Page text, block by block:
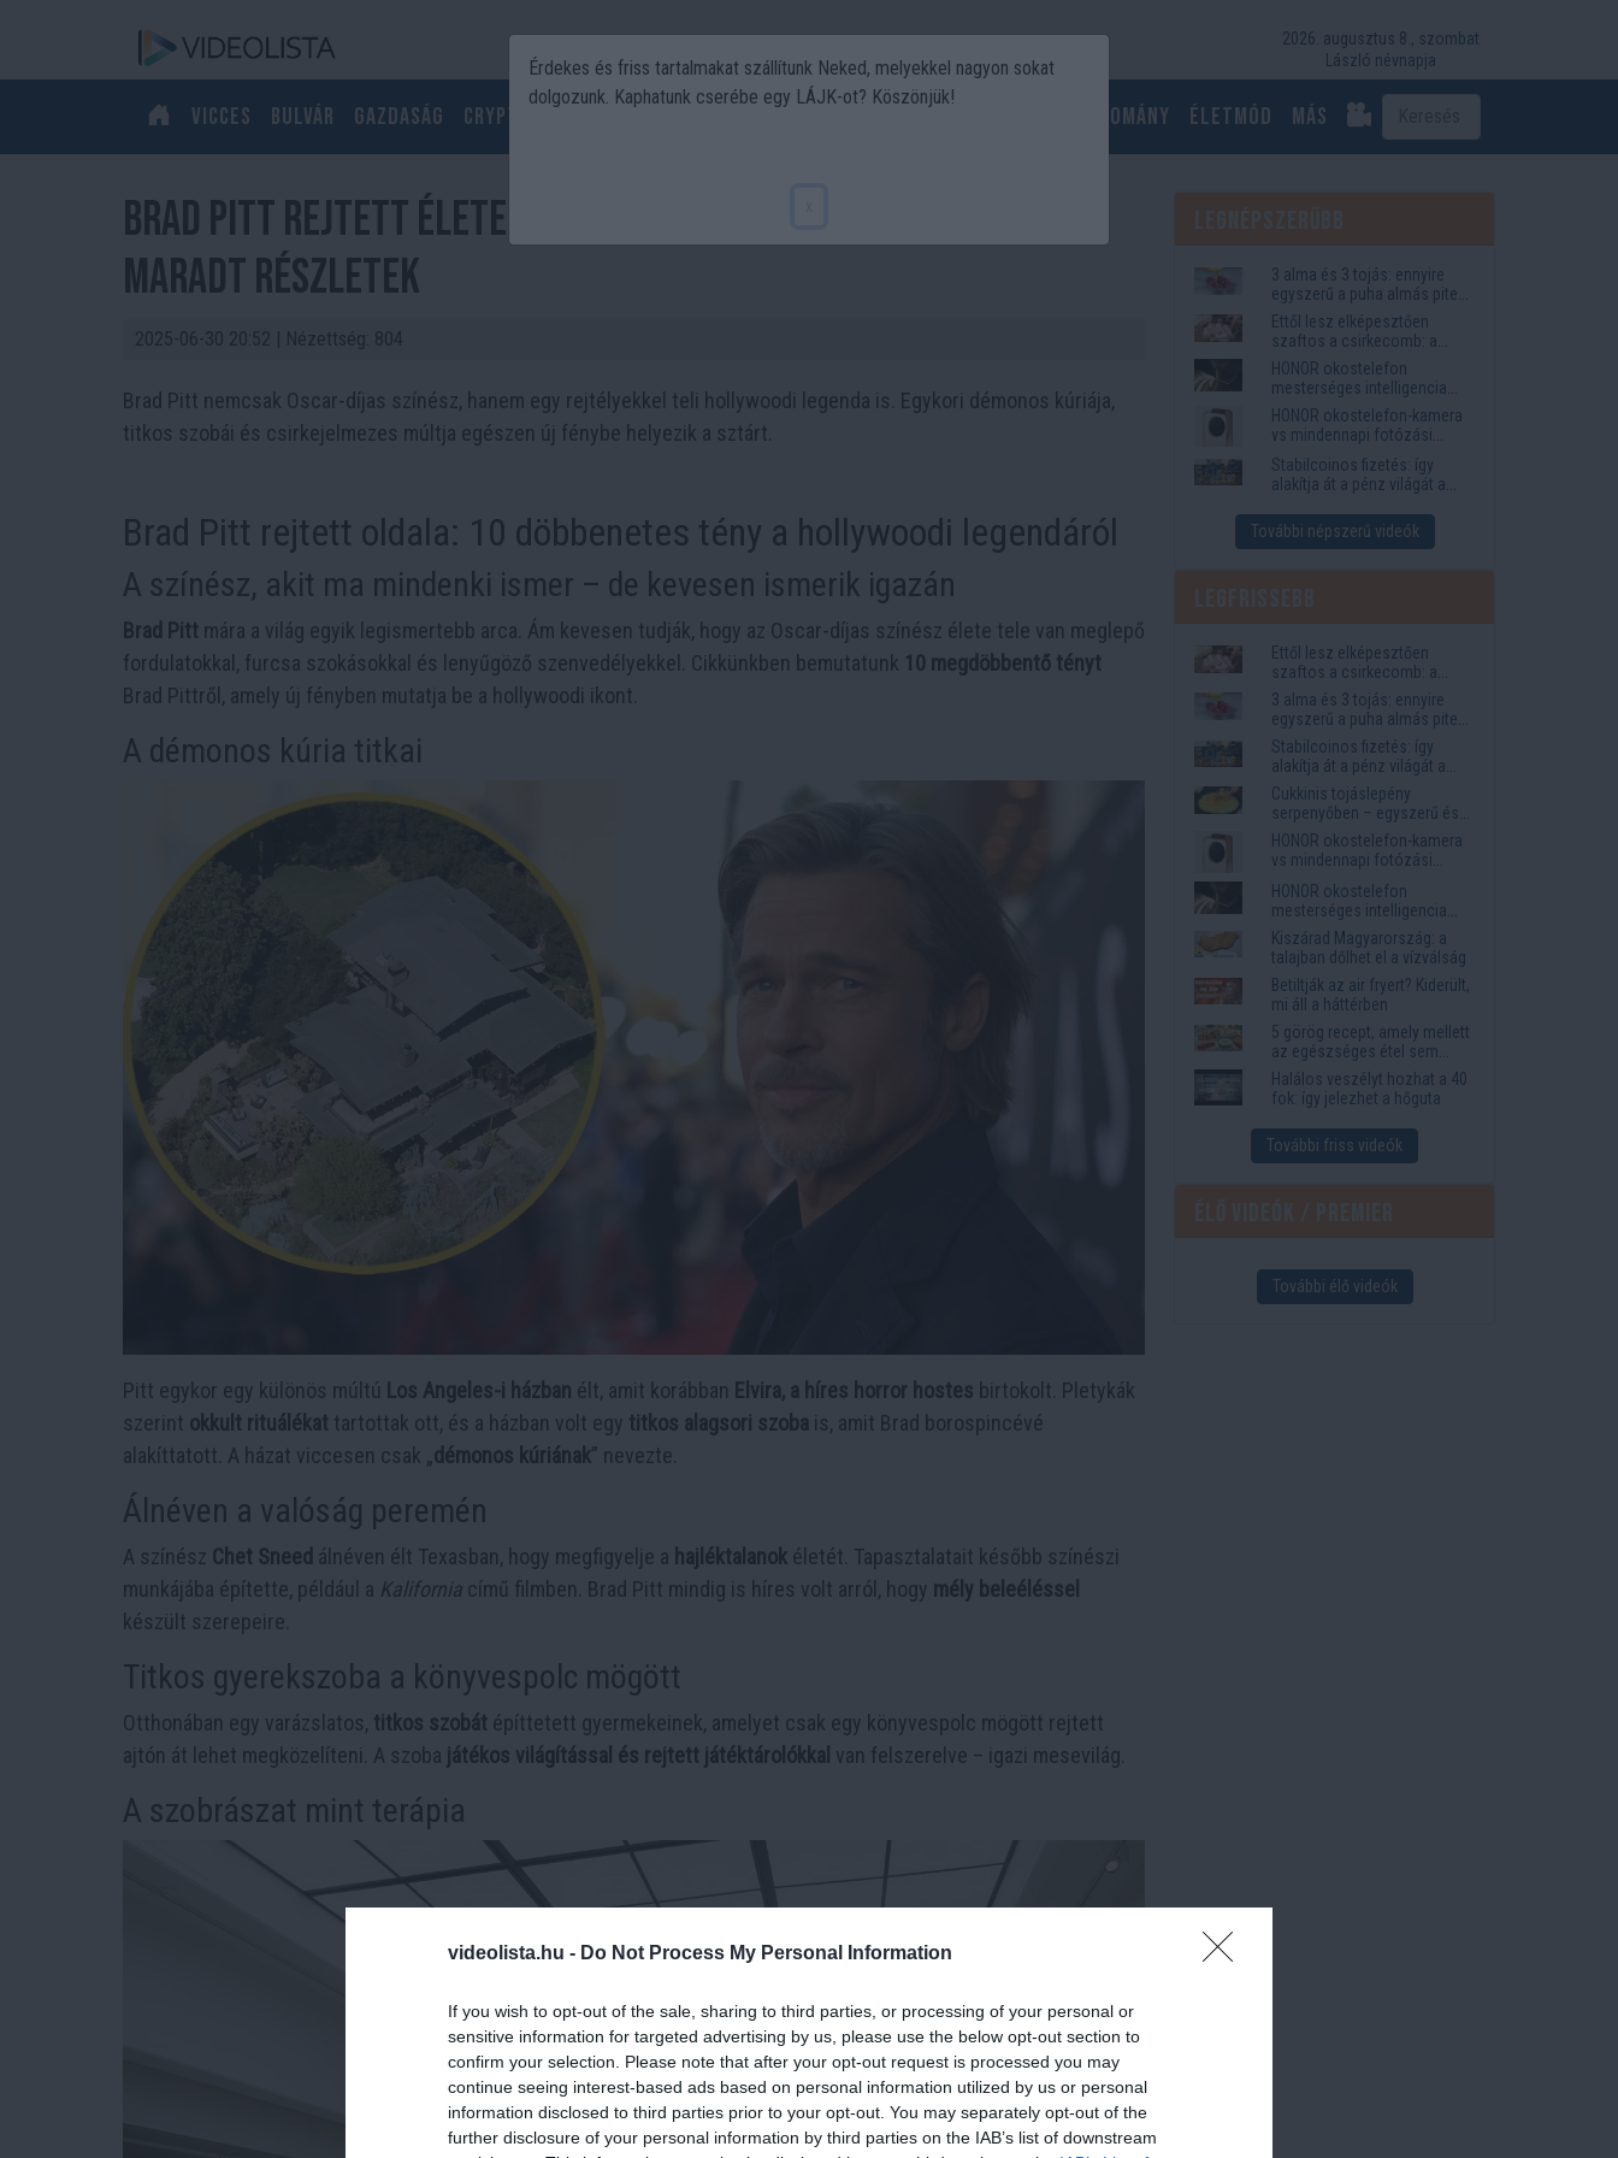
videolista.hu - Do Not Process My Personal Information
If you wish to opt-out of the sale, sharing to third parties, or processing of your personal or
sensitive information for targeted advertising by us, please use the below opt-out section to
confirm your selection. Please note that after your opt-out request is processed you may
continue seeing interest-based ads based on personal information utilized by us or personal
information disclosed to third parties prior to your opt-out. You may separately opt-out of the
further disclosure of your personal information by third parties on the IAB’s list of downstream
2026. augusztus 8., szombat
László névnapja
Vicces Bulvár Gazdaság Crypto Politika DIY Utazás Tudomány Életmód más
Brad Pitt rejtett élete napvilágra került: eddig titokban
maradt részletek
2025-06-30 20:52 | Nézettség: 804
Brad Pitt nemcsak Oscar-díjas színész, hanem egy rejtélyekkel teli hollywoodi legenda is. Egykori démonos kúriája,
titkos szobái és csirkejelmezes múltja egészen új fénybe helyezik a sztárt.
Brad Pitt rejtett oldala: 10 döbbenetes tény a hollywoodi legendáról
A színész, akit ma mindenki ismer – de kevesen ismerik igazán
Brad Pitt mára a világ egyik legismertebb arca. Ám kevesen tudják, hogy az Oscar-díjas színész élete tele van meglepő
fordulatokkal, furcsa szokásokkal és lenyűgöző szenvedélyekkel. Cikkünkben bemutatunk 10 megdöbbentő tényt
Brad Pittről, amely új fényben mutatja be a hollywoodi ikont.
A démonos kúria titkai
Pitt egykor egy különös múltú Los Angeles-i házban élt, amit korábban Elvira, a híres horror hostes birtokolt. Pletykák
szerint okkult rituálékat tartottak ott, és a házban volt egy titkos alagsori szoba is, amit Brad borospincévé
alakíttatott. A házat viccesen csak „démonos kúriának” nevezte.
Álnéven a valóság peremén
A színész Chet Sneed álnéven élt Texasban, hogy megfigyelje a hajléktalanok életét. Tapasztalatait később színészi
munkájába építette, például a Kalifornia című filmben. Brad Pitt mindig is híres volt arról, hogy mély beleéléssel
készült szerepeire.
Titkos gyerekszoba a könyvespolc mögött
Otthonában egy varázslatos, titkos szobát építtetett gyermekeinek, amelyet csak egy könyvespolc mögött rejtett
ajtón át lehet megközelíteni. A szoba játékos világítással és rejtett játéktárolókkal van felszerelve – igazi mesevilág.
A szobrászat mint terápia
3 alma és 3 tojás: ennyire
egyszerű a puha almás pite
titka
Ettől lesz elképesztően
szaftos a csirkecomb: a
sörös pác a titok
HONOR okostelefon
mesterséges intelligencia
funkciók, amelyek
megkönnyítik az életet
HONOR okostelefon-kamera
vs mindennapi fotózási
igények
Stabilcoinos fizetés: így
alakítja át a pénz világát a
Western Union
További népszerű videók
Ettől lesz elképesztően
szaftos a csirkecomb: a
sörös pác a titok
3 alma és 3 tojás: ennyire
egyszerű a puha almás pite
titka
Stabilcoinos fizetés: így
alakítja át a pénz világát a
Visa, a Mastercard és a
Western Union
Cukkinis tojáslepény
serpenyőben – egyszerű és
laktató vacsora
HONOR okostelefon-kamera
vs mindennapi fotózási
igények
HONOR okostelefon
mesterséges intelligencia
funkciók, amelyek
megkönnyítik az életet
Kiszárad Magyarország: a
talajban dőlhet el a vízválság
Betiltják az air fryert? Kiderült,
mi áll a háttérben
5 görög recept, amely mellett
az egészséges étel sem
tűnik lemondásnak
Halálos veszélyt hozhat a 40
fok: így jelezhet a hőguta
További friss videók
További élő videók
Érdekes és friss tartalmakat szállítunk Neked, melyekkel nagyon sokat
dolgozunk. Kaphatunk cserébe egy LÁJK-ot? Köszönjük!